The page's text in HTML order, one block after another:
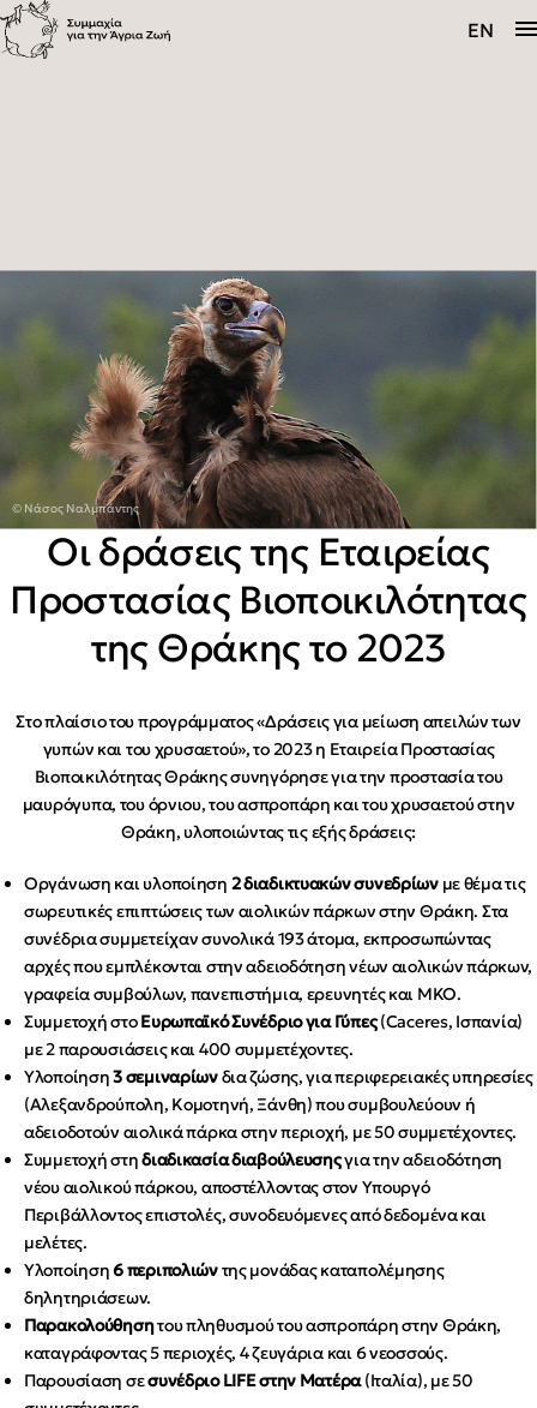
EN
© Νάσος Ναλμπάντης
Οι δράσεις της Εταιρείας
Προστασίας Βιοποικιλότητας
της Θράκης το 2023
Στο πλαίσιο του προγράμματος «Δράσεις για μείωση απειλών των
γυπών και του χρυσαετού», το 2023 η Εταιρεία Προστασίας
Βιοποικιλότητας Θράκης συνηγόρησε για την προστασία του
μαυρόγυπα, του όρνιου, του ασπροπάρη και του χρυσαετού στην
Θράκη, υλοποιώντας τις εξής δράσεις:
Οργάνωση και υλοποίηση 2 διαδικτυακών συνεδρίωνμε θέμα τις
σωρευτικές επιπτώσεις των αιολικών πάρκων στην Θράκη. Στα
συνέδρια συμμετείχαν συνολικά 193 άτομα, εκπροσωπώντας
αρχές που εμπλέκονται στην αδειοδότηση νέων αιολικών πάρκων,
γραφεία συμβούλων, πανεπιστήμια, ερευνητές και ΜΚΟ.
Συμμετοχή στοΕυρωπαϊκό Συνέδριο για Γύπες(Caceres, Ισπανία)
με 2 παρουσιάσεις και 400 συμμετέχοντες.
Υλοποίηση3 σεμιναρίωνδια ζώσης, για περιφερειακές υπηρεσίες
(Αλεξανδρούπολη, Κομοτηνή, Ξάνθη) που συμβουλεύουν ή
αδειοδοτούν αιολικά πάρκα στην περιοχή, με 50 συμμετέχοντες.
Συμμετοχή στηδιαδικασία διαβούλευσηςγια την αδειοδότηση
νέου αιολικού πάρκου, αποστέλλοντας στον Υπουργό
Περιβάλλοντος επιστολές, συνοδευόμενες από δεδομένα και
μελέτες.
Υλοποίηση6 περιπολιώντης μονάδας καταπολέμησης
δηλητηριάσεων.
Παρακολούθησητου πληθυσμού του ασπροπάρη στην Θράκη,
καταγράφοντας 5 περιοχές, 4 ζευγάρια και 6 νεοσσούς.
Παρουσίαση σεσυνέδριο LIFE στην Ματέρα(Ιταλία), με 50